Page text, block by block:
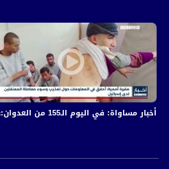
أخبار مساواة: في اليوم الـ155 من العدوان:عشرات الشهداء والجرحى في قصف الاحتلال المتواصل على قطاع غزة